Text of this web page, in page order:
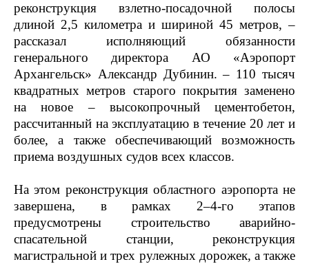
реконструкция взлетно-посадочной полосы
длиной 2,5 километра и шириной 45 метров, –
рассказал исполняющий обязанности
генерального директора АО «Аэропорт
Архангельск» Александр Дубинин. – 110 тысяч
квадратных метров старого покрытия заменено
на новое – высокопрочный цементобетон,
рассчитанный на эксплуатацию в течение 20 лет и
более, а также обеспечивающий возможность
приема воздушных судов всех классов.
На этом реконструкция областного аэропорта не
завершена, в рамках 2–4-го этапов
предусмотрены строительство аварийно-
спасательной станции, реконструкция
магистральной и трех рулежных дорожек, а также